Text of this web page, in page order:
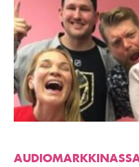
Medialle
jättipotti
RadioGaalassa